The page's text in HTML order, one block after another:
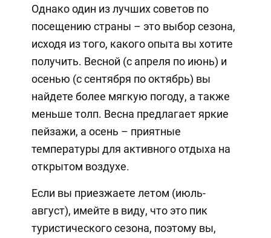
Однако один из лучших советов по
посещению страны – это выбор сезона,
исходя из того, какого опыта вы хотите
получить. Весной (с апреля по июнь) и
осенью (с сентября по октябрь) вы
найдете более мягкую погоду, а также
меньше толп. Весна предлагает яркие
пейзажи, а осень – приятные
температуры для активного отдыха на
открытом воздухе.
Если вы приезжаете летом (июль-
август), имейте в виду, что это пик
туристического сезона, поэтому вы,